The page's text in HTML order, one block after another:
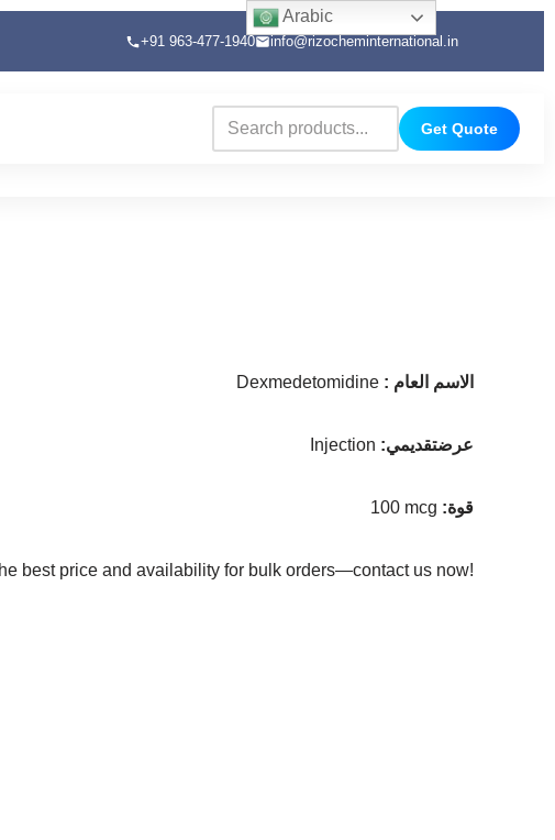
+91 963-477-1940 info@rizocheminternational.in
Get Quote
Dexmedetomidine : الاسم العام
Injection :عرضتقديمي
100 mcg :قوة
best price and availability for bulk orders—contact us now!
Arabic